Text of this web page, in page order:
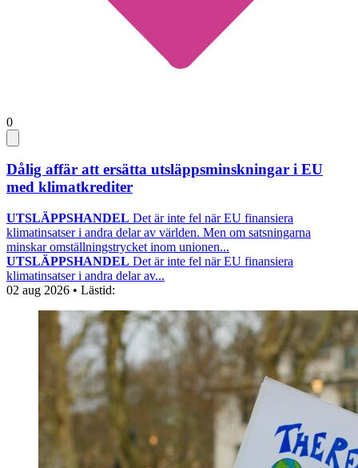
0
Dålig affär att ersätta utsläppsminskningar i EU
med klimatkrediter
UTSLÄPPSHANDEL Det är inte fel när EU finansiera
klimatinsatser i andra delar av världen. Men om satsningarna
minskar omställningstrycket inom unionen...
UTSLÄPPSHANDEL Det är inte fel när EU finansiera
klimatinsatser i andra delar av...
02 aug 2026 • Lästid: